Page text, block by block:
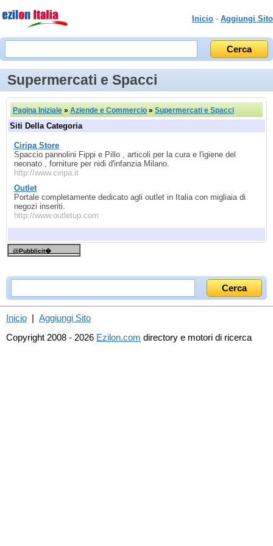
Inicio - Aggiungi Sito
Supermercati e Spacci
Pagina Iniziale » Aziende e Commercio » Supermercati e Spacci
Siti Della Categoria
Ciripa Store
Spaccio pannolini Fippi e Pillo , articoli per la cura e l'igiene del
neonato , forniture per nidi d'infanzia Milano.
http://www.ciripa.it
Outlet
Portale completamente dedicato agli outlet in Italia con migliaia di
negozi inseriti.
http://www.outletup.com
@Pubblicit�
Inicio | Aggiungi Sito
Copyright 2008 - 2026 Ezilon.com directory e motori di ricerca